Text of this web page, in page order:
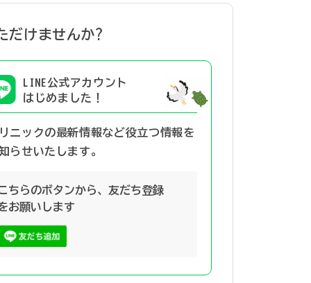
だけませんか?
LINE公式アカウント
はじめました！
ニックの最新情報など役立つ情報を
らせいたします。
ちらのボタンから、友だち登録
お願いします